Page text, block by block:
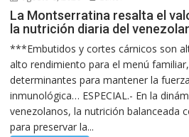
La Montserratina resalta el
la nutrición diaria del
***Embutidos y cortes cárnicos son
alto rendimiento para el menú
determinantes para mantener la
inmunológica… ESPECIAL.- En la
venezolanos, la nutrición balanceada
para preservar la...